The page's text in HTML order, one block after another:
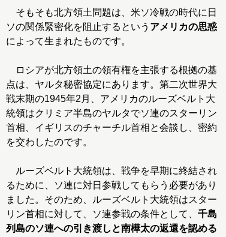
そもそも北方領土問題は、米ソ冷戦の時代に日
ソの関係緊密化を阻止するという アメリカの思惑
によって生まれたものです。
ロシアが北方領土の領有権を主張する根拠の基
点は、ヤルタ秘密協定にあります。第二次世界大
戦末期の1945年2月、アメリカのルーズベルト大
統領はクリミア半島のヤルタでソ連のスターリン
首相、イギリスのチャーチル首相と会談し、密約
を交わしたのです。
ルーズベルト大統領は、戦争を早期に終結され
るために、ソ連に対日参戦してもらう必要があり
ました。そのため、ルーズベルト大統領はスター
リン首相に対して、ソ連参戦の条件として、 千島
列島のソ連への引き渡しと南樺太の返還を認める